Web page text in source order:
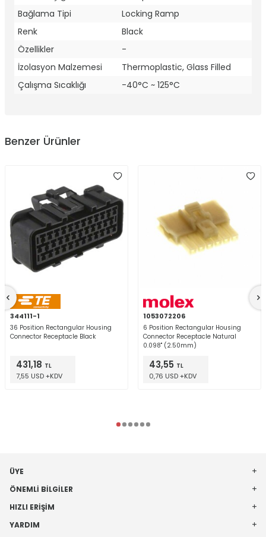
Bağlama Tipi
Locking Ramp
Renk
Black
Özellikler
-
İzolasyon Malzemesi
Thermoplastic, Glass Filled
Çalışma Sıcaklığı
-40°C ~ 125°C
Benzer Ürünler
344111-1
36 Position Rectangular Housing
Connector Receptacle Black
431,18 TL
7,55 USD +KDV
1053072206
6 Position Rectangular Housing
Connector Receptacle Natural
0.098" (2.50mm)
43,55 TL
0,76 USD +KDV
ÜYE
ÖNEMLI BILGILER
HIZLI ERIŞIM
YARDIM